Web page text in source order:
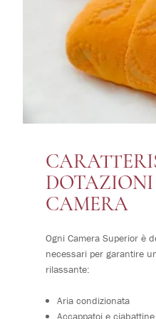
DOTAZIONI
CAMERA
Ogni Camera Superior è
necessari per garantire
rilassante:
Aria condizionata
Accappatoi e ciabattine